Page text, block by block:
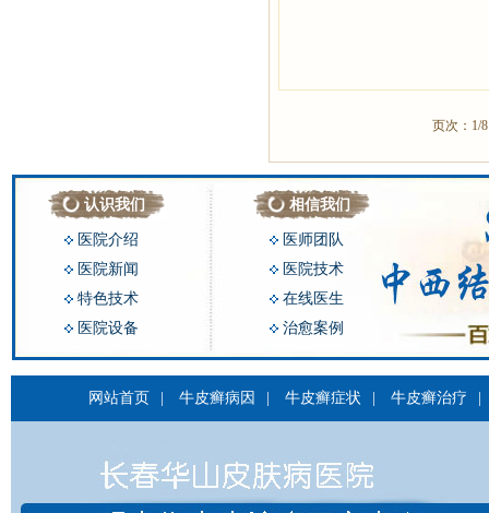
页次：1/
认识我们
医院介绍
医院新闻
特色技术
医院设备
相信我们
医师团队
医院技术
在线医生
治愈案例
网站首页 牛皮癣病因 牛皮癣症状 牛皮癣治疗